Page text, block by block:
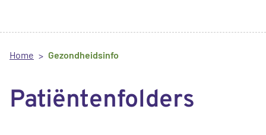
Home Gezondheidsinfo
Patiëntenfolders